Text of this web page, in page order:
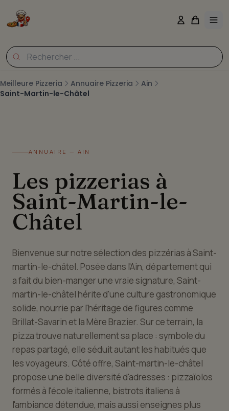
Meilleure Pizzeria Annuaire Pizzeria
Ain
Saint-Martin-le-Châtel
ANNUAIRE — AIN
Les pizzerias à
Saint-Martin-le-
Châtel
Bienvenue sur notre sélection des pizzérias à Saint-
martin-le-châtel. Posée dans l'Ain, département qui
a fait du bien-manger une vraie signature, Saint-
martin-le-châtel hérite d'une culture gastronomique
solide, nourrie par l'héritage de figures comme
Brillat-Savarin et la Mère Brazier. Sur ce terrain, la
pizza trouve naturellement sa place : symbole du
repas partagé, elle séduit autant les habitués que
les voyageurs. Côté offre, Saint-martin-le-châtel
propose une belle diversité d'adresses : pizzaïolos
formés à l'école italienne, bistrots italiens à
l'ambiance détendue, mais aussi enseignes plus